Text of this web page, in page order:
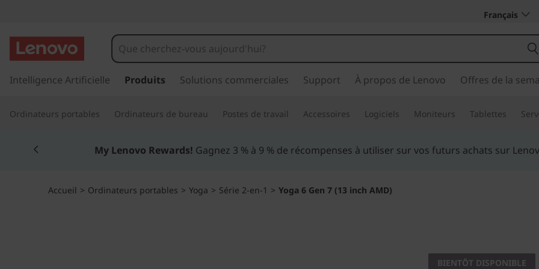
o
g
a
6
Français
a
e
Intelligence Artificielle Produits Solutions commerciales Support À propos de Lenovo Offres de la
Ordinateurs portables Ordinateurs de bureau Postes de travail Accessoires Logiciels Moniteurs Tablettes
Vous magasinez pour une entreprise? Les nouveaux membres Lenovo Pro bénéficient d'une réduction
et plus, d'économies exclusives et d'une assistance technologique 1:1.
Accueil > Ordinateurs portables > Yoga > Série 2-en-1 > Yoga 6 Gen 7 (13 inch AMD)
BIENTÔT DISPONIBLE